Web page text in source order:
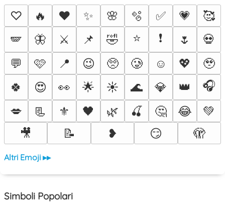
♡ 🔥 ❤️ ✨ 🌸 🫧 ✅ 💗
🥰
🪽
🦋 ⚔️ 📌 🤣 ⭐ ❗ 🌷
💀
💬
🩷 📍 😉 🥺 🥲 ☺️ 💖
🥹
🍀
😍 👀 🌟 ☀️ 🌊 💎 👑
🎧
💋
📃 ⚜️ 🖤 🌿 🍒 🤔 😂
💚
🎥
📝 ❥ 😏 🫣
Altri Emoji ▸▸
Simboli Popolari